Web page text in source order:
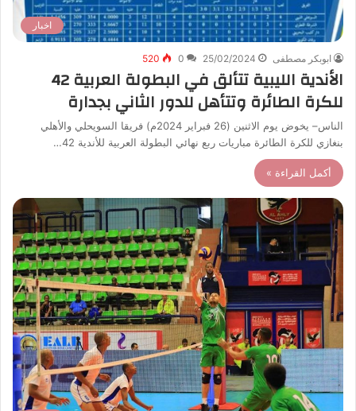
اخبار
ابوبكر مصطفى 25/02/2024
0
520
الأندية الليبية تتألق في البطولة العربية 42
للكرة الطائرة وتتأهل للدور الثاني بجدارة
الناس– يخوض يوم الاثنين (26 فبراير 2024م) فريقا السويحلي والأهلي
بنغازي للكرة الطائرة مباريات ربع نهائي البطولة العربية للأندية 42…
أكمل القراءة »